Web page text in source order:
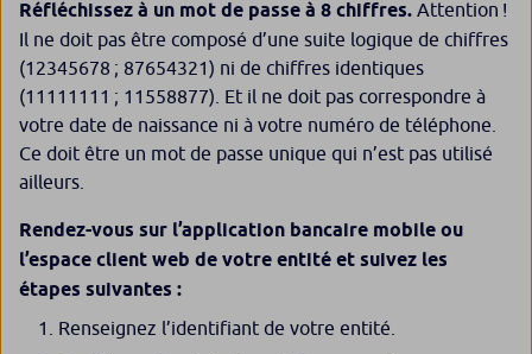
Réfléchissez à un mot de passe à 8 chiffres. Attention !
Il ne doit pas être composé d’une suite logique de chiffres
(12345678 ; 87654321) ni de chiffres identiques
(11111111 ; 11558877). Et il ne doit pas correspondre à
votre date de naissance ni à votre numéro de téléphone.
Ce doit être un mot de passe unique qui n’est pas utilisé
ailleurs.
Rendez-vous sur l’application bancaire mobile ou
l’espace client web de votre entité et suivez les
étapes suivantes :
Renseignez l’identifiant de votre entité.